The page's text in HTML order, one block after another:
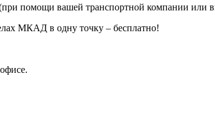
помощи вашей транспортной компании или
МКАД в одну точку – бесплатно!